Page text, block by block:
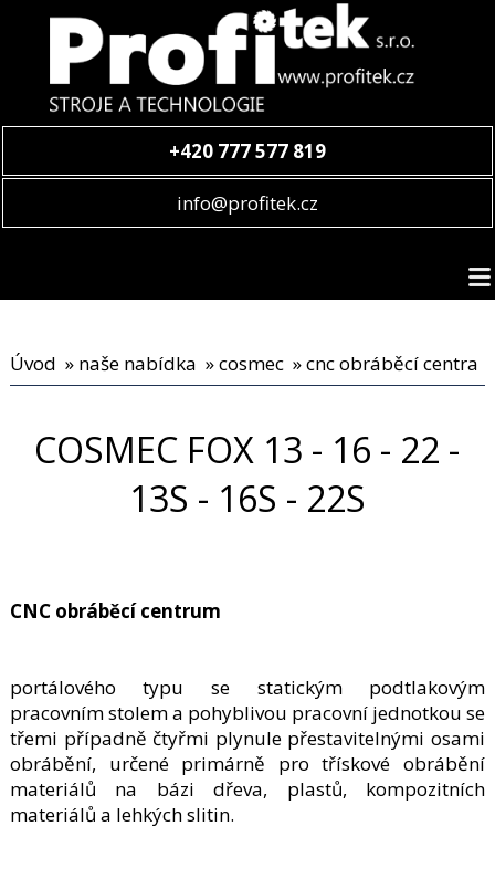
+420 777 577 819
info@profitek.cz
Úvod » naše nabídka »cosmec»cnc obráběcí centra
COSMEC FOX 13 - 16 - 22 -
13S - 16S - 22S
CNC obráběcí centrum
portálového typu se statickým podtlakovým
pracovním stolem a pohyblivou pracovní jednotkou se
třemi případně čtyřmi plynule přestavitelnými osami
obrábění, určené primárně pro třískové obrábění
materiálů na bázi dřeva, plastů, kompozitních
materiálů a lehkých slitin.